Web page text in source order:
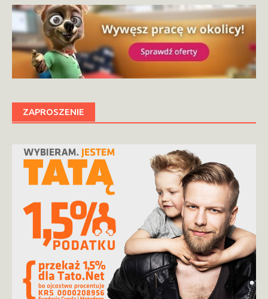
ZAPROSZENIE